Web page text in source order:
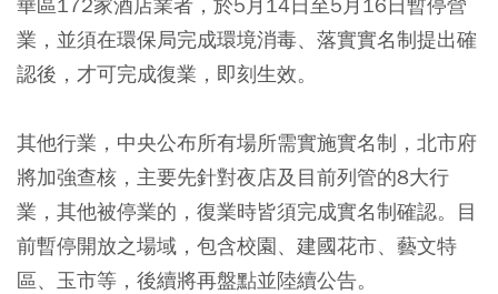
業 ，並須在環保局完成環境消毒、落實實名制提出確
認後，才可完成復業，即刻生效。
其他行業，中央公布所有場所需實施實名制，北市府
將加強查核，主要先針對夜店及目前列管的8大行
業，其他被停業的，復業時皆須完成實名制確認。目
前暫停開放之場域，包含校園、建國花市、藝文特
區、玉市等，後續將再盤點並陸續公告。